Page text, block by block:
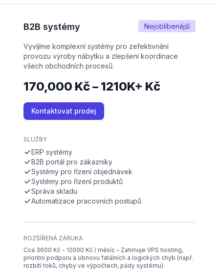
Nejoblíbenější
B2B systémy
Vyvíjíme komplexní systémy pro zefektivnění
provozu výroby nábytku a zlepšení koordinace
všech obchodních procesů.
170,000 Kč – 1210K+ Kč
Kontaktovat prodej
SLUŽBY
ERP systémy
B2B portál pro zákazníky
Systémy pro řízení objednávek
Systémy pro řízení produktů
Správa skladu
Automatizace pracovních postupů
ROZŠÍŘENÁ ZÁRUKA
Cca 3600 Kč - 12000 Kč / měsíc – Zahrnuje VPS hosting,
prioritní podporu a obnovu fatálních a logických chyb (např.
rozbití toků, chyby ve výpočtech, pády systému).